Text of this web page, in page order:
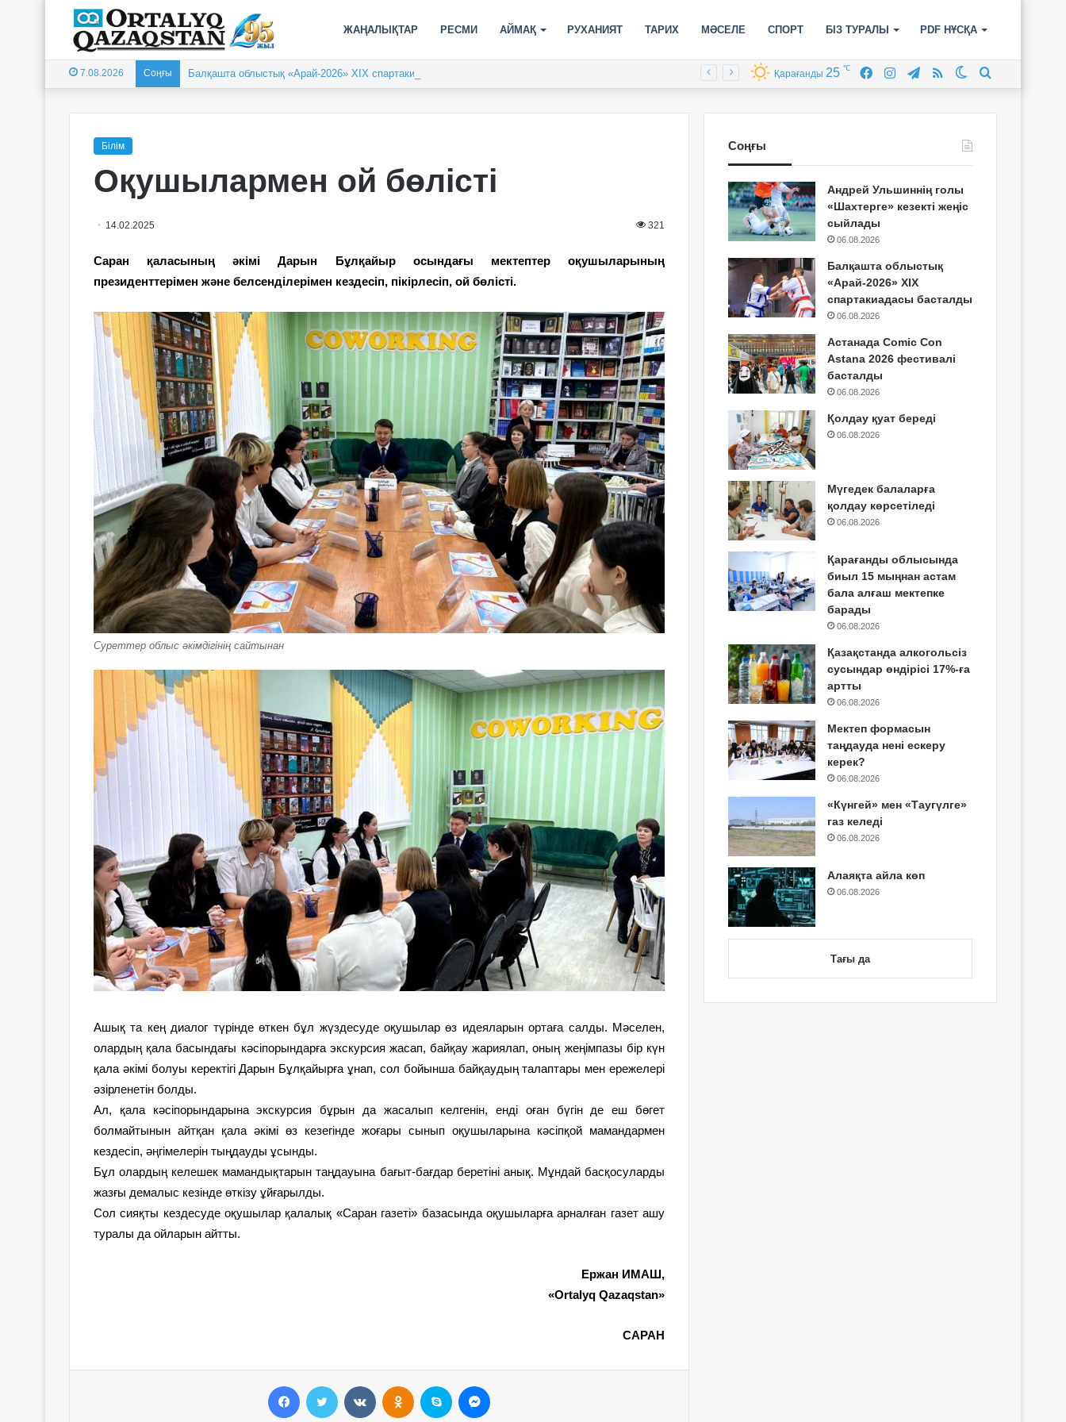
ЖАҢАЛЫҚТАР РЕСМИ АЙМАҚ РУХАНИЯТ ТАРИХ МӘСЕЛЕ СПОРТ БІЗ ТУРАЛЫ PDF НҰСҚА
7.08.2026 Соңғы Балқашта облыстық «Арай-2026» XIX спартакиадасы басталды Switch
RSS
Telegram
Instagram
Facebook
Қарағанды 25 ℃
Білім
Оқушылармен ой бөлісті
14.02.2025 321
Саран қаласының әкімі Дарын Бұлқайыр осындағы мектептер оқушыларының
президенттерімен және белсенділерімен кездесіп, пікірлесіп, ой бөлісті.
Суреттер облыс әкімдігінің сайтынан
Ашық та кең диалог түрінде өткен бұл жүздесуде оқушылар өз идеяларын ортаға салды. Мәселен,
олардың қала басындағы кәсіпорындарға экскурсия жасап, байқау жариялап, оның жеңімпазы бір күн
қала әкімі болуы керектігі Дарын Бұлқайырға ұнап, сол бойынша байқаудың талаптары мен ережелері
әзірленетін болды.
Ал, қала кәсіпорындарына экскурсия бұрын да жасалып келгенін, енді оған бүгін де еш бөгет
болмайтынын айтқан қала әкімі өз кезегінде жоғары сынып оқушыларына кәсіпқой мамандармен
кездесіп, әңгімелерін тыңдауды ұсынды.
Бұл олардың келешек мамандықтарын таңдауына бағыт-бағдар беретіні анық. Мұндай басқосуларды
жазғы демалыс кезінде өткізу ұйғарылды.
Сол сияқты кездесуде оқушылар қалалық «Саран газеті» базасында оқушыларға арналған газет ашу
туралы да ойларын айтты.
Ержан ИМАШ,
«Ortalyq Qazaqstan»
САРАН
Соңғы
Андрей Ульшиннің голы
«Шахтерге» кезекті жеңіс
сыйлады
06.08.2026
Балқашта облыстық
«Арай-2026» XIX
спартакиадасы басталды
06.08.2026
Астанада Comic Con
Astana 2026 фестивалі
басталды
06.08.2026
Қолдау қуат береді
06.08.2026
Мүгедек балаларға
қолдау көрсетіледі
06.08.2026
Қарағанды облысында
биыл 15 мыңнан астам
бала алғаш мектепке
барады
06.08.2026
Қазақстанда алкогольсіз
сусындар өндірісі 17%-ға
артты
06.08.2026
Мектеп формасын
таңдауда нені ескеру
керек?
06.08.2026
«Күнгей» мен «Таугүлге»
газ келеді
06.08.2026
Алаяқта айла көп
06.08.2026
Тағы да